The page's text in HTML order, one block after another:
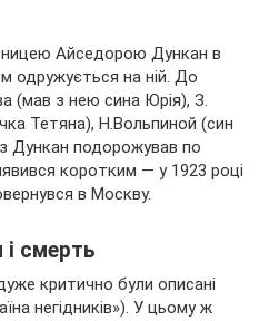
Айседорою Дункан в
одружується на ній. До
(мав з нею сина Юрія), З.
Тетяна), Н.Вольпиной (син
Дункан подорожував по
коротким — у 1923 році
в Москву.
смерть
критично були описані
негідників»). У цьому ж